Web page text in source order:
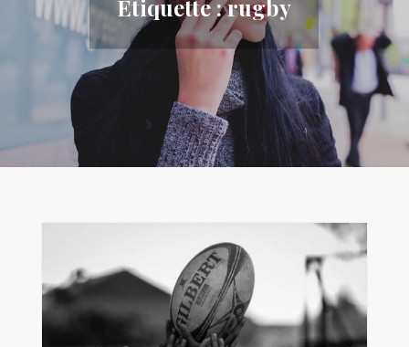
Étiquette :rugby